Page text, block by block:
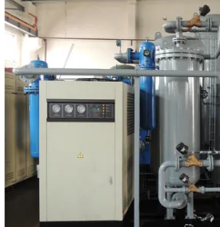
DEL
SITO
INFORMATIVA
SULLA
PRIVACY